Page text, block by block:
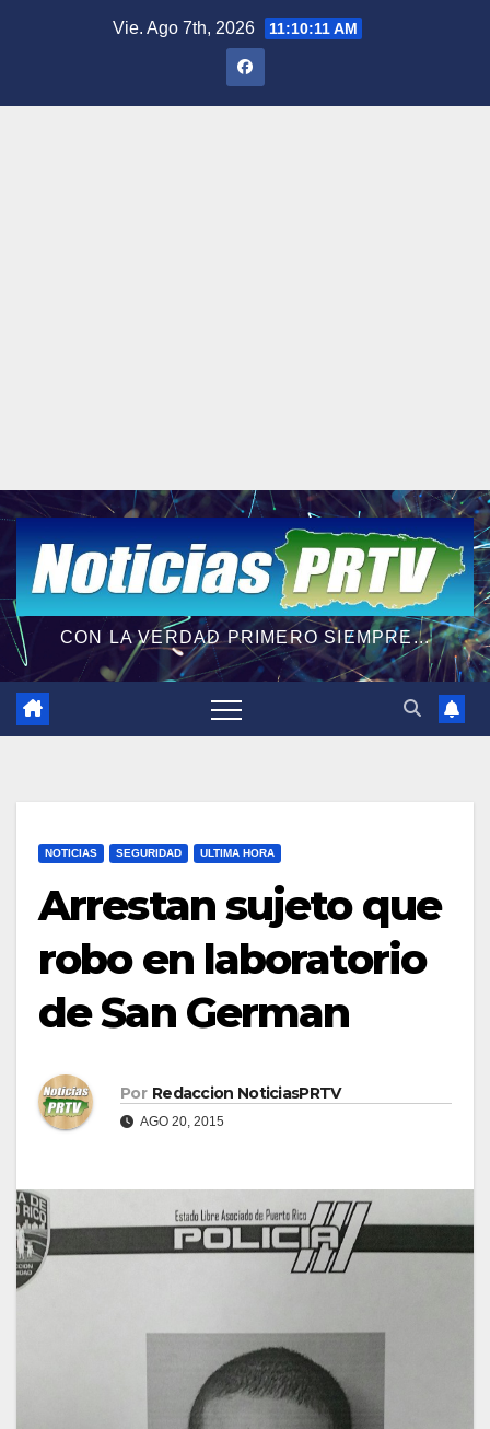
Vie. Ago 7th, 2026 11:10:12 AM
CON LA VERDAD PRIMERO SIEMPRE...
NOTICIAS SEGURIDAD ULTIMA HORA
Arrestan sujeto que
robo en laboratorio
de San German
Por Redaccion NoticiasPRTV
AGO 20, 2015